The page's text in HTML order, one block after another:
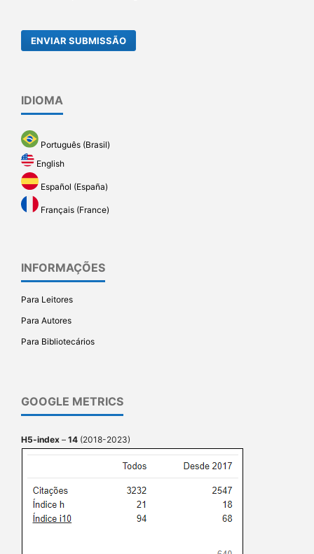
ENVIAR SUBMISSÃO
IDIOMA
Português (Brasil)
English
Español (España)
Français (France)
INFORMAÇÕES
Para Leitores
Para Autores
Para Bibliotecários
GOOGLE METRICS
H5-index – 14 (2018-2023)